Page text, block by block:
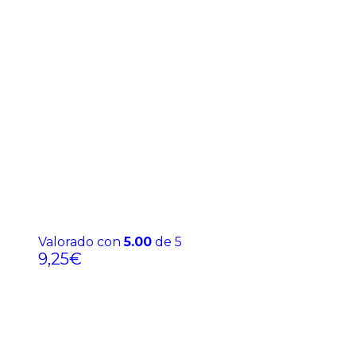
Valorado con5.00 de 5
9,25€